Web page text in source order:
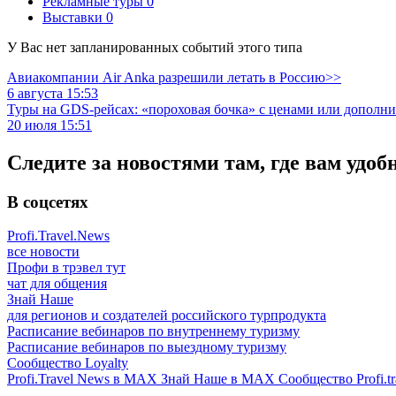
Выставки 0
У Вас нет запланированных событий этого типа
Авиакомпании Air Anka разрешили летать в Россию>>
6 августа 15:53
Туры на GDS-рейсах: «пороховая бочка» с ценами или
20 июля 15:51
Следите за новостями там, где вам
В соцсетях
Profi.Travel.News
все новости
Профи в трэвел тут
чат для общения
Знай Наше
для регионов и создателей российского турпродукта
Расписание вебинаров по внутреннему туризму
Расписание вебинаров по выездному туризму
Сообщество Loyalty
Profi.Travel News в MAX Знай Наше в MAX Сообщество